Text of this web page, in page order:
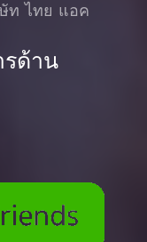
ท ไทย แอค
รด้าน